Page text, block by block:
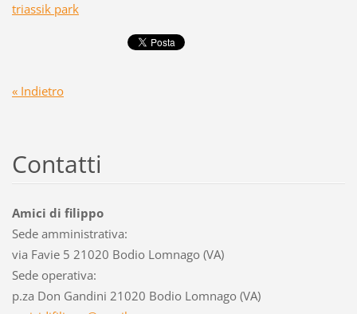
triassik park
« Indietro
Contatti
Amici di filippo
Sede amministrativa:
via Favie 5 21020 Bodio Lomnago (VA)
Sede operativa:
p.za Don Gandini 21020 Bodio Lomnago (VA)